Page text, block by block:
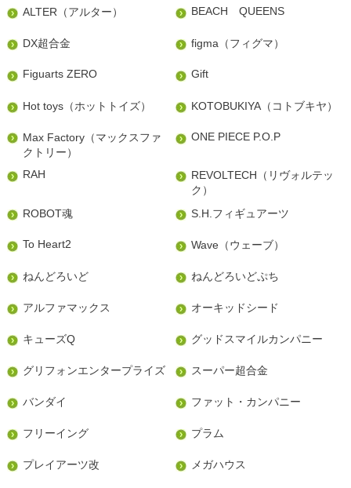
ALTER（アルター） BEACH QUEENS
DX超合金 figma（フィグマ）
Figuarts ZERO Gift
Hot toys（ホットトイズ） KOTOBUKIYA（コトブキヤ）
Max Factory（マックスファ
クトリー）
ONE PIECE P.O.P
RAH
REVOLTECH（リヴォルテッ
ク）
ROBOT魂
S.H.フィギュアーツ
To Heart2 Wave（ウェーブ）
ねんどろいど ねんどろいどぷち
アルファマックス オーキッドシード
キューズQ グッドスマイルカンパニー
グリフォンエンタープライズ スーパー超合金
バンダイ ファット・カンパニー
フリーイング プラム
プレイアーツ改 メガハウス